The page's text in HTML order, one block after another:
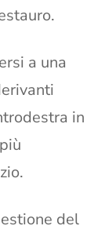
a una
in
del